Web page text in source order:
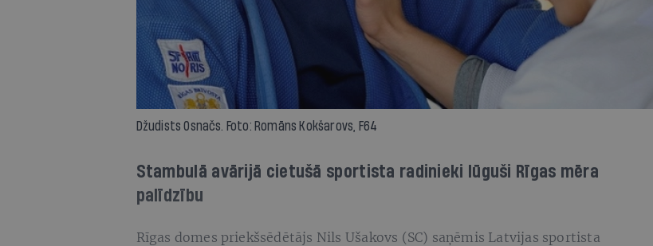
Džudists Osnačs. Foto: Romāns Kokšarovs, F64
Stambulā avārijā cietušā sportista radinieki lūguši Rīgas mēra
palīdzību
Rīgas domes priekšsēdētājs Nils Ušakovs (SC) saņēmis Latvijas sportista